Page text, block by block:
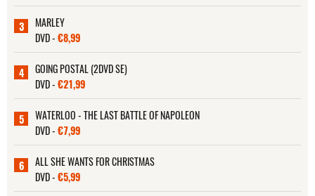
3
MARLEY
DVD -€8,99
4
GOING POSTAL (2DVD SE)
DVD -€21,99
5
WATERLOO - THE LAST BATTLE OF NAPOLEON
DVD -€7,99
6
ALL SHE WANTS FOR CHRISTMAS
DVD -€5,99